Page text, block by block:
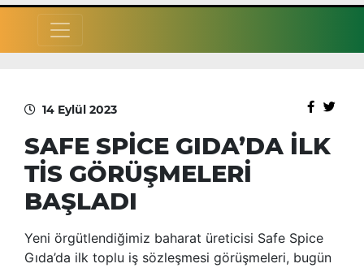
14 Eylül 2023
SAFE SPİCE GIDA’DA İLK
TİS GÖRÜŞMELERİ
BAŞLADI
Yeni örgütlendiğimiz baharat üreticisi Safe Spice
Gıda’da ilk toplu iş sözleşmesi görüşmeleri, bugün